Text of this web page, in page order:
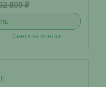
800 ₽
Смета на монтаж